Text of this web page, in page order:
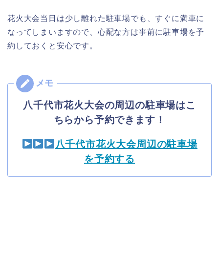
花火大会当日は少し離れた駐車場でも、すぐに満車に
なってしまいますので、心配な方は事前に駐車場を予
約しておくと安心です。
八千代市花火大会の周辺の駐車場はこ
ちらから予約できます！
八千代市花火大会周辺の駐車場
を予約する